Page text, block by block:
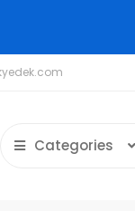
Categories